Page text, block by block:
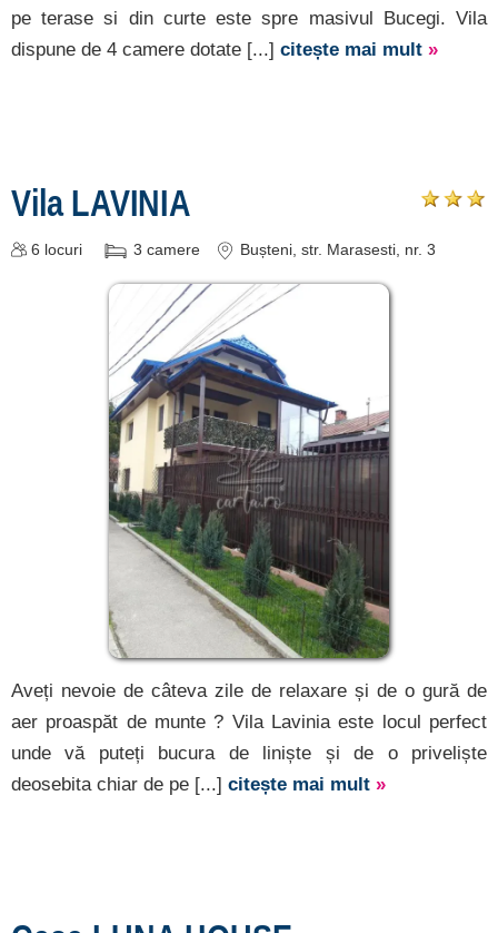
pe terase si din curte este spre masivul Bucegi. Vila
dispune de 4 camere dotate [...] citește mai mult »
Vila LAVINIA
6 locuri 3 camere Bușteni, str. Marasesti, nr. 3
Aveți nevoie de câteva zile de relaxare și de o gură de
aer proaspăt de munte ? Vila Lavinia este locul perfect
unde vă puteți bucura de liniște și de o priveliște
deosebita chiar de pe [...] citește mai mult »